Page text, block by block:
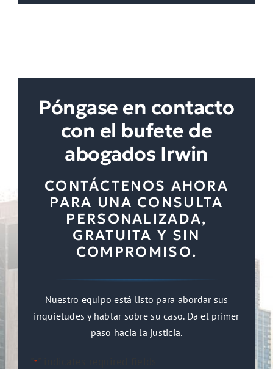
Póngase en contacto
con el bufete de
abogados Irwin
CONTÁCTENOS AHORA
PARA UNA CONSULTA
PERSONALIZADA,
GRATUITA Y SIN
COMPROMISO.
Nuestro equipo está listo para abordar sus
inquietudes y hablar sobre su caso. Da el primer
paso hacia la justicia.
"*